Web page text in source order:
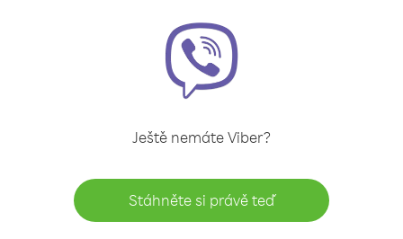
Ještě nemáte Viber?
Stáhněte si právě teď